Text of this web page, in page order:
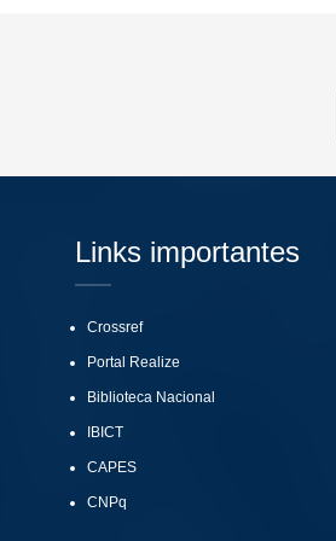
Links importantes
Crossref
Portal Realize
Biblioteca Nacional
IBICT
CAPES
CNPq